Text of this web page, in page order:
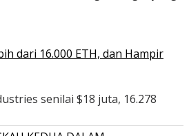
dari 16.000 ETH, dan Hampir
senilai $18 juta, 16.278